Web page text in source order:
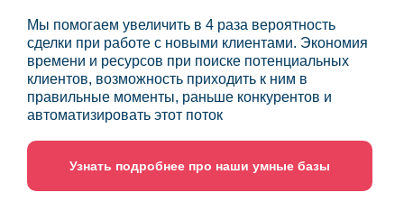
Мы помогаем увеличить в 4 раза вероятность
сделки при работе с новыми клиентами. Экономия
времени и ресурсов при поиске потенциальных
клиентов, возможность приходить к ним в
правильные моменты, раньше конкурентов и
автоматизировать этот поток
Узнать подробнее про наши умные базы